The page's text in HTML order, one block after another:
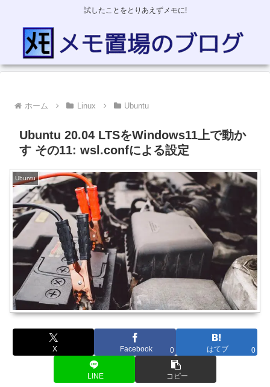
試したことをとりあえずメモに!
ホーム Linux Ubuntu
Ubuntu 20.04 LTSをWindows11上で動か
す その11: wsl.confによる設定
Ubuntu
X Facebook 0 はてブ 0
LINE コピー